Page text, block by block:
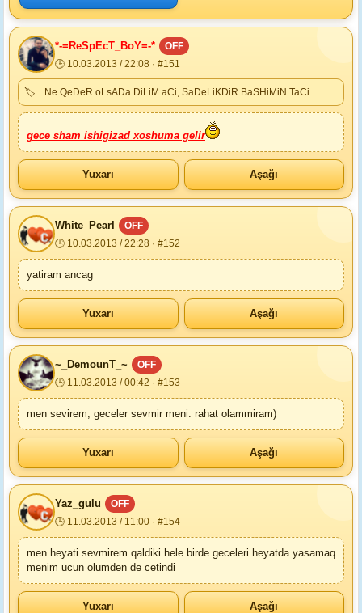
*-=ReSpEcT_BoY=-*
OFF
🕒 10.03.2013 / 22:08 · #151
🏷 ...Ne QeDeR oLsADa DiLiM aCi, SaDeLiKDiR BaSHiMiN TaCi...
gece sham ishigizad xoshuma gelir
Yuxarı Aşağı
White_Pearl
OFF
🕒 10.03.2013 / 22:28 · #152
yatiram ancag
Yuxarı Aşağı
~_DemounT_~
OFF
🕒 11.03.2013 / 00:42 · #153
men sevirem, geceler sevmir meni. rahat olammiram)
Yuxarı Aşağı
Yaz_gulu
OFF
🕒 11.03.2013 / 11:00 · #154
men heyati sevmirem qaldiki hele birde geceleri.heyatda yasamaq
menim ucun olumden de cetindi
Yuxarı Aşağı